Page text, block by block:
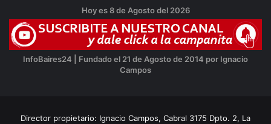
Hoy es 8 de Agosto del 2026
InfoBaires24 | Fundado el 21 de Agosto de 2014 por Ignacio
Campos
Director propietario: Ignacio Campos, Cabral 3175 Dpto. 2, La